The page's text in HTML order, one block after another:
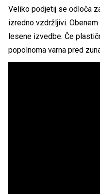
Veliko podjetij se odloča
izredno vzdržljivi.
lesene izvedbe. Če
popolnoma varna pred